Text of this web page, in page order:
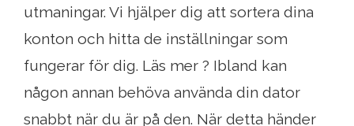
utmaningar. Vi hjälper dig att sortera dina
konton och hitta de inställningar som
fungerar för dig. Läs mer ? Ibland kan
någon annan behöva använda din dator
snabbt när du är på den. När detta händer